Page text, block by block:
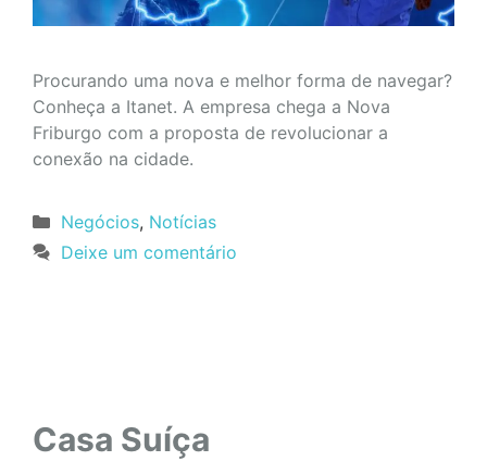
Procurando uma nova e melhor forma de navegar?
Conheça a Itanet. A empresa chega a Nova
Friburgo com a proposta de revolucionar a
conexão na cidade.
Categorias
Negócios, Notícias
Deixe um comentário
Casa Suíça